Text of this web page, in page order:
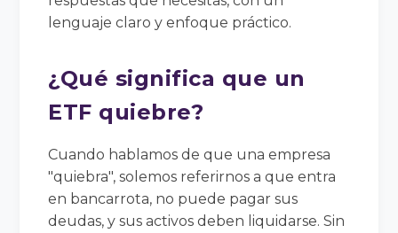
lenguaje claro y enfoque práctico.
¿Qué significa que un
ETF quiebre?
Cuando hablamos de que una empresa
"quiebra", solemos referirnos a que entra
en bancarrota, no puede pagar sus
deudas, y sus activos deben liquidarse. Sin